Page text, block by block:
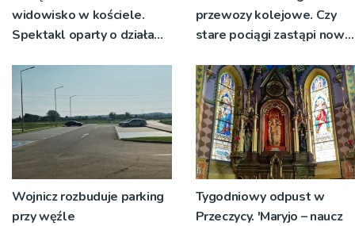
widowisko w kościele.
Spektakl oparty o działa
przewozy kolejowe. Czy
stare pociągi zastąpi nowy
Wojnicz rozbuduje parking
przy węźle
Tygodniowy odpust w
Przeczycy. 'Maryjo – naucz